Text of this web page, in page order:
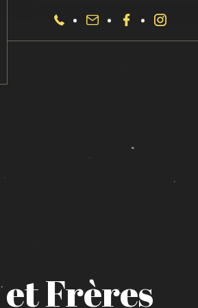
etFrères